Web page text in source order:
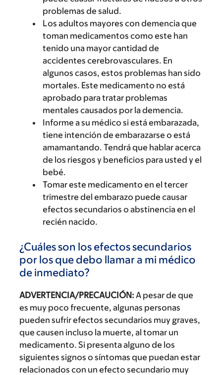
problemas de salud.
Los adultos mayores con demencia que
toman medicamentos como este han
tenido una mayor cantidad de
accidentes cerebrovasculares. En
algunos casos, estos problemas han sido
mortales. Este medicamento no está
aprobado para tratar problemas
mentales causados por la demencia.
Informe a su médico si está embarazada,
tiene intención de embarazarse o está
amamantando. Tendrá que hablar acerca
de los riesgos y beneficios para usted y el
bebé.
Tomar este medicamento en el tercer
trimestre del embarazo puede causar
efectos secundarios o abstinencia en el
recién nacido.
¿Cuáles son los efectos secundarios
por los que debo llamar a mi médico
de inmediato?
ADVERTENCIA/PRECAUCIÓN: A pesar de que
es muy poco frecuente, algunas personas
pueden sufrir efectos secundarios muy graves,
que causen incluso la muerte, al tomar un
medicamento. Si presenta alguno de los
siguientes signos o síntomas que puedan estar
relacionados con un efecto secundario muy